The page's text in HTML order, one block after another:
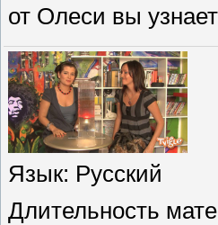
от Олеси вы
Язык: Русский
Длительность